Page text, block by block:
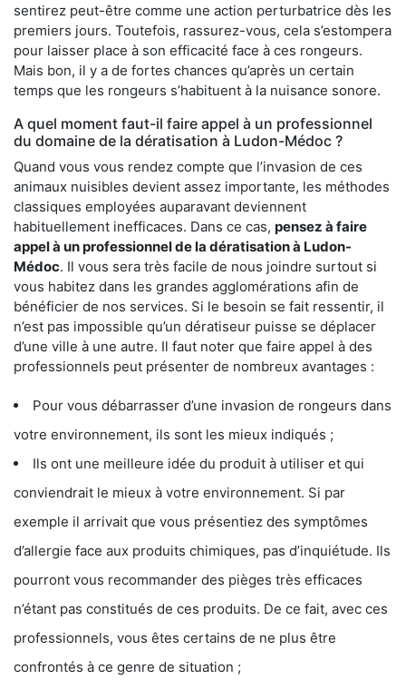
sentirez peut-être comme une action perturbatrice dès les
premiers jours. Toutefois, rassurez-vous, cela s’estompera
pour laisser place à son efficacité face à ces rongeurs.
Mais bon, il y a de fortes chances qu’après un certain
temps que les rongeurs s’habituent à la nuisance sonore.
A quel moment faut-il faire appel à un professionnel
du domaine de la dératisation à Ludon-Médoc ?
Quand vous vous rendez compte que l’invasion de ces
animaux nuisibles devient assez importante, les méthodes
classiques employées auparavant deviennent
habituellement inefficaces. Dans ce cas, pensez à faire
appel à un professionnel de la dératisation à Ludon-
Médoc. Il vous sera très facile de nous joindre surtout si
vous habitez dans les grandes agglomérations afin de
bénéficier de nos services. Si le besoin se fait ressentir, il
n’est pas impossible qu’un dératiseur puisse se déplacer
d’une ville à une autre. Il faut noter que faire appel à des
professionnels peut présenter de nombreux avantages :
Pour vous débarrasser d’une invasion de rongeurs dans
votre environnement, ils sont les mieux indiqués ;
Ils ont une meilleure idée du produit à utiliser et qui
conviendrait le mieux à votre environnement. Si par
exemple il arrivait que vous présentiez des symptômes
d’allergie face aux produits chimiques, pas d’inquiétude. Ils
pourront vous recommander des pièges très efficaces
n’étant pas constitués de ces produits. De ce fait, avec ces
professionnels, vous êtes certains de ne plus être
confrontés à ce genre de situation ;